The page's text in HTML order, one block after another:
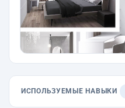
ИСПОЛЬЗУЕМЫЕ НАВЫКИ